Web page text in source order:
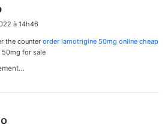
t
:
à 14h46
the counter order lamotrigine 50mg online cheap
50mg for sale